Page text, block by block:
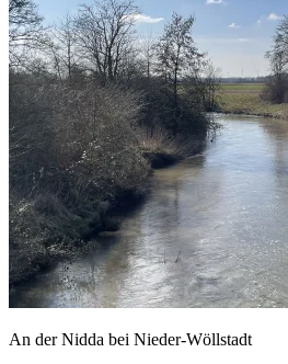
An der Nidda bei Nieder-Wöllstadt